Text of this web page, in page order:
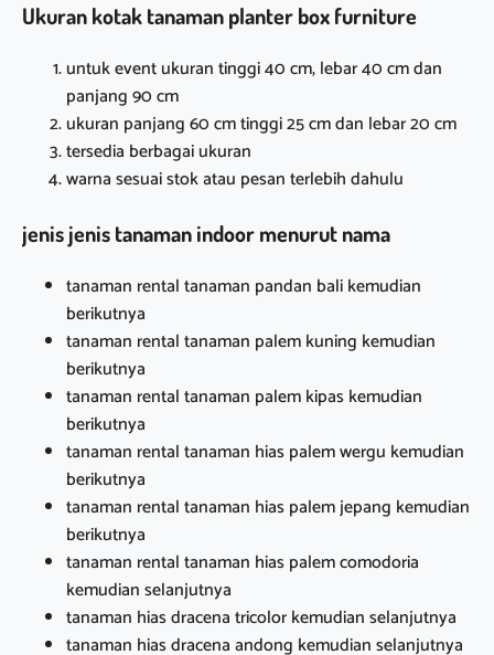
Ukuran kotak tanaman planter box furniture
untuk event ukuran tinggi 40 cm, lebar 40 cm dan
panjang 90 cm
ukuran panjang 60 cm tinggi 25 cm dan lebar 20 cm
tersedia berbagai ukuran
warna sesuai stok atau pesan terlebih dahulu
jenis jenis tanaman indoor menurut nama
tanaman rental tanaman pandan bali kemudian
berikutnya
tanaman rental tanaman palem kuning kemudian
berikutnya
tanaman rental tanaman palem kipas kemudian
berikutnya
tanaman rental tanaman hias palem wergu kemudian
berikutnya
tanaman rental tanaman hias palem jepang kemudian
berikutnya
tanaman rental tanaman hias palem comodoria
kemudian selanjutnya
tanaman hias dracena tricolor kemudian selanjutnya
tanaman hias dracena andong kemudian selanjutnya